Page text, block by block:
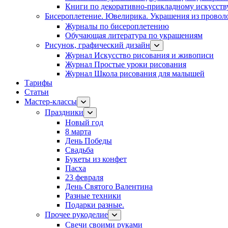
Книги по декоративно-прикладному
Бисероплетение. Ювелирика. Украшения из
Журналы по бисероплетению
Обучающая литература по украшениям
Рисунок, графический дизайн
Журнал Искусство рисования и живописи
Журнал Простые уроки рисования
Журнал Школа рисования для малышей
Тарифы
Статьи
Мастер-классы
Праздники
Новый год
8 марта
День Победы
Свадьба
Букеты из конфет
Пасха
23 февраля
День Святого Валентина
Разные техники
Подарки разные.
Прочее рукоделие
Свечи своими руками